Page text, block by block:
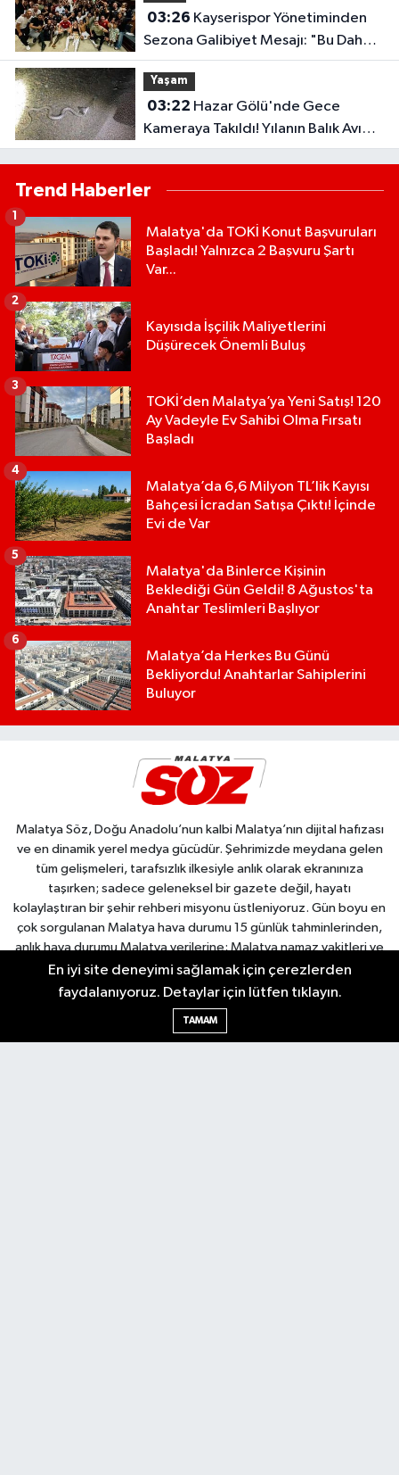
03:26
Sezona Galibiyet Mesajı: "Bu Daha
Başlangıç"
Yaşam
03:22
Kameraya Takıldı! Yılanın Balık Avı
Şaşırttı
Trend Haberler
Malatya'da TOKİ Konut Başvuruları
Başladı! Yalnızca 2 Başvuru Şartı
Var...
1
Kayısıda İşçilik Maliyetlerini
Düşürecek Önemli Buluş
2
TOKİ’den Malatya’ya Yeni Satış! 120
Ay Vadeyle Ev Sahibi Olma Fırsatı
Başladı
3
Malatya’da 6,6 Milyon TL’lik Kayısı
Bahçesi İcradan Satışa Çıktı! İçinde
Evi de Var
4
Malatya'da Binlerce Kişinin
Beklediği Gün Geldi! 8 Ağustos'ta
Anahtar Teslimleri Başlıyor
5
Malatya’da Herkes Bu Günü
Bekliyordu! Anahtarlar Sahiplerini
Buluyor
6
Malatya Söz, Doğu Anadolu’nun kalbi Malatya’nın dijital hafızası
ve en dinamik yerel medya gücüdür. Şehrimizde meydana gelen
tüm gelişmeleri, tarafsızlık ilkesiyle anlık olarak ekranınıza
taşırken; sadece geleneksel bir gazete değil, hayatı
kolaylaştıran bir şehir rehberi misyonu üstleniyoruz. Gün boyu en
çok sorgulanan Malatya hava durumu 15 günlük tahminlerinden,
anlık hava durumu Malatya verilerine; Malatya namaz vakitleri ve
Malatya ezan vakti takibinden, Malatya Kuyumcular Odası ile tam
entegre Malatya canlı altın fiyatları analizlerine kadar şehre dair
tüm dinamik verilere tek tıkla ulaşabilirsiniz. Bölgenin en hassas
kırılma noktalarından biri olan son dakika deprem Malatya
güncellemeleri, kent ekonomisine yön veren Malatya iş ilanları,
En iyi site deneyimi sağlamak için çerezlerden
faydalanıyoruz. Detaylar için lütfen tıklayın.
TAMAM